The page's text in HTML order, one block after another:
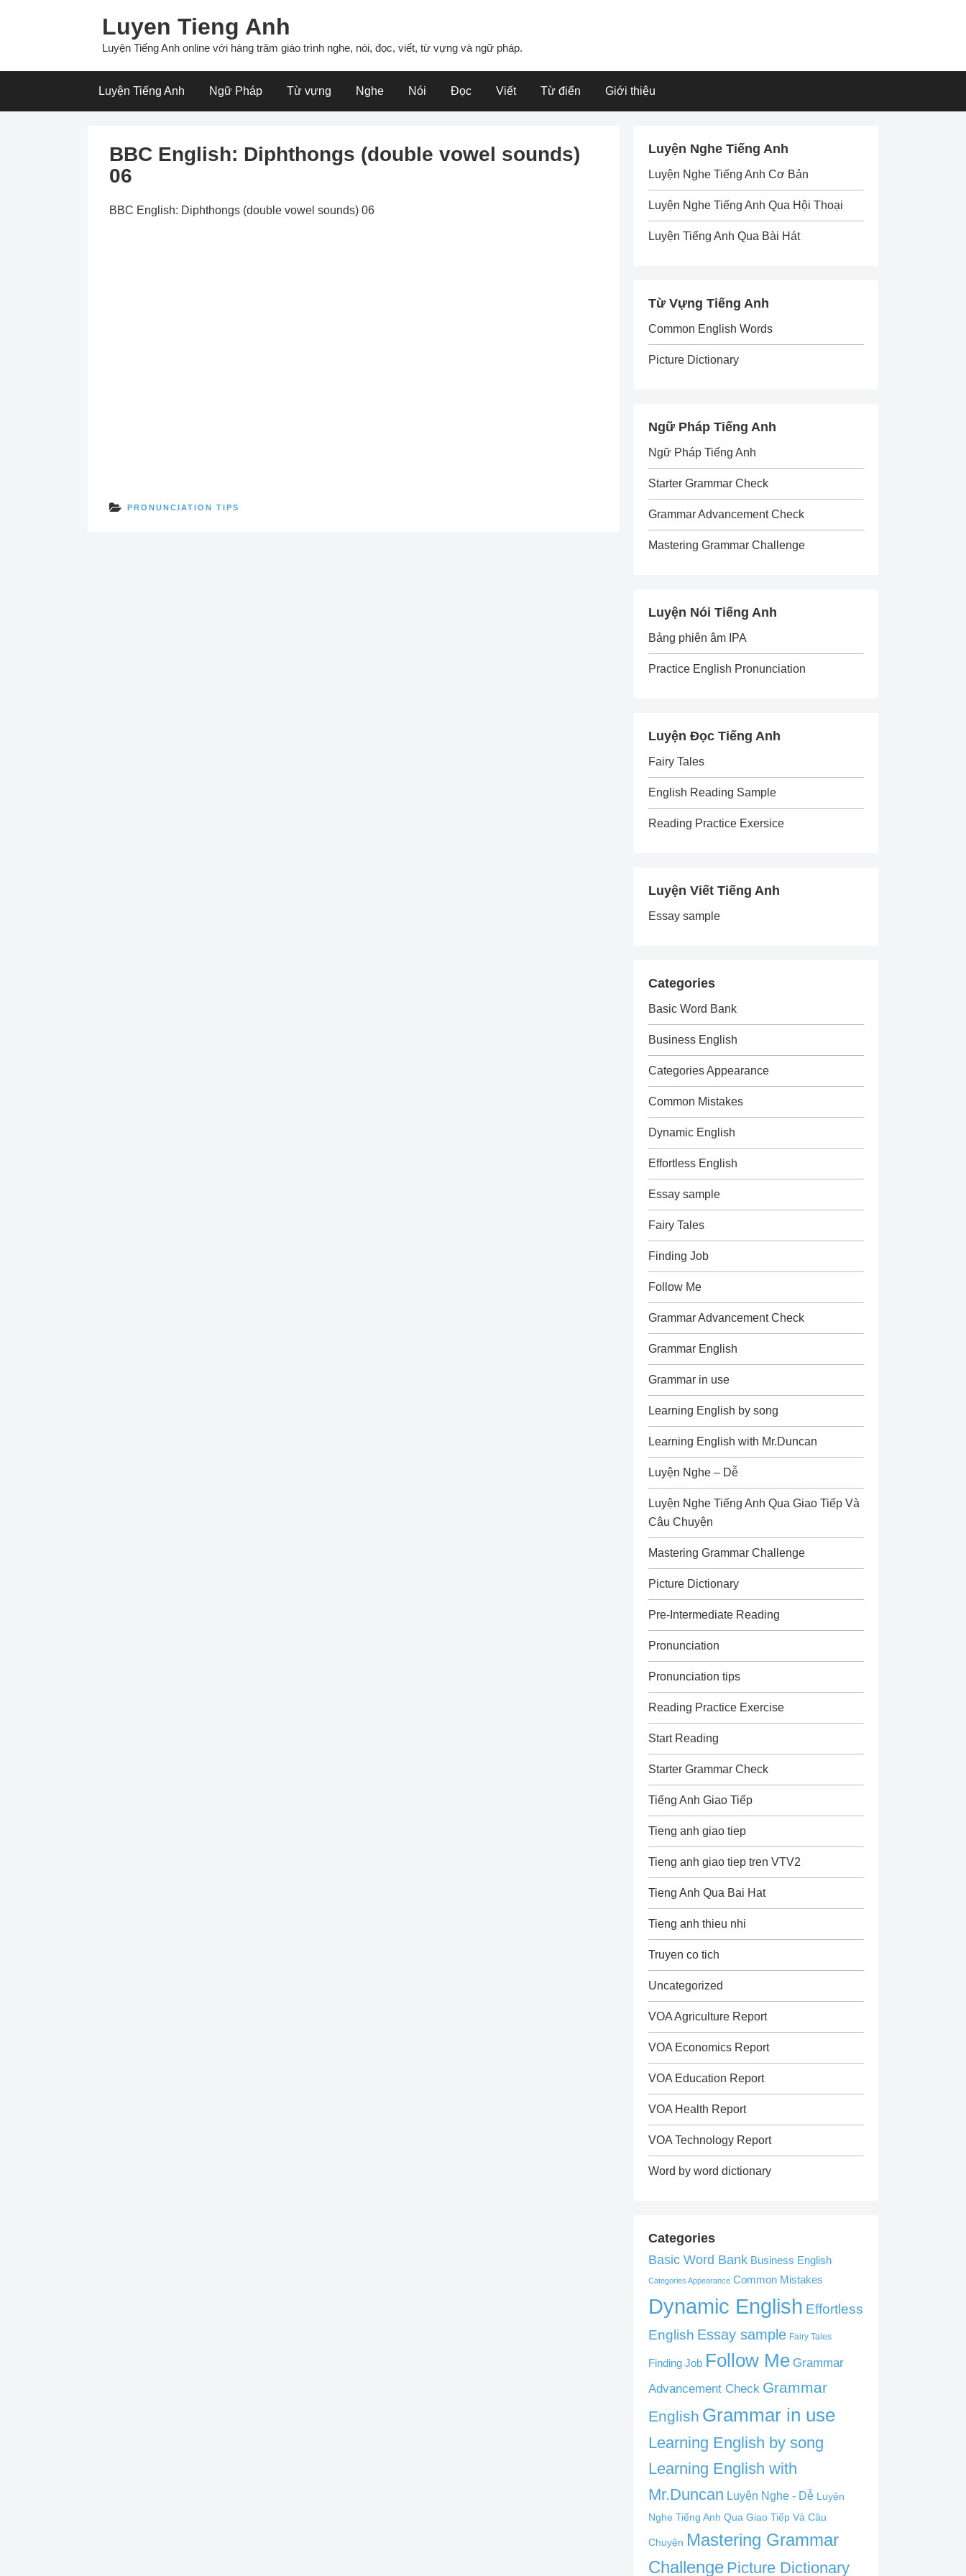
Luyen Tieng Anh
Luyện Tiếng Anh online với hàng trăm giáo trình nghe, nói, đọc, viết, từ vựng và ngữ pháp.
Luyện Tiếng Anh Ngữ Pháp Từ vựng Nghe Nói Đọc Viết Từ điển Giới thiệu
BBC English: Diphthongs (double vowel sounds)
06
BBC English: Diphthongs (double vowel sounds) 06
PRONUNCIATION TIPS
Luyện Nghe Tiếng Anh
Luyện Nghe Tiếng Anh Cơ Bản
Luyện Nghe Tiếng Anh Qua Hội Thoại
Luyện Tiếng Anh Qua Bài Hát
Từ Vựng Tiếng Anh
Common English Words
Picture Dictionary
Ngữ Pháp Tiếng Anh
Ngữ Pháp Tiếng Anh
Starter Grammar Check
Grammar Advancement Check
Mastering Grammar Challenge
Luyện Nói Tiếng Anh
Bảng phiên âm IPA
Practice English Pronunciation
Luyện Đọc Tiếng Anh
Fairy Tales
English Reading Sample
Reading Practice Exersice
Luyện Viết Tiếng Anh
Essay sample
Categories
Basic Word Bank
Business English
Categories Appearance
Common Mistakes
Dynamic English
Effortless English
Essay sample
Fairy Tales
Finding Job
Follow Me
Grammar Advancement Check
Grammar English
Grammar in use
Learning English by song
Learning English with Mr.Duncan
Luyện Nghe – Dễ
Luyện Nghe Tiếng Anh Qua Giao Tiếp Và
Câu Chuyện
Mastering Grammar Challenge
Picture Dictionary
Pre-Intermediate Reading
Pronunciation
Pronunciation tips
Reading Practice Exercise
Start Reading
Starter Grammar Check
Tiếng Anh Giao Tiếp
Tieng anh giao tiep
Tieng anh giao tiep tren VTV2
Tieng Anh Qua Bai Hat
Tieng anh thieu nhi
Truyen co tich
Uncategorized
VOA Agriculture Report
VOA Economics Report
VOA Education Report
VOA Health Report
VOA Technology Report
Word by word dictionary
Categories
Basic Word Bank Business English
Categories Appearance Common Mistakes
Dynamic English Effortless
English Essay sample Fairy Tales
Finding Job Follow Me Grammar
Advancement Check Grammar
English Grammar in use
Learning English by song
Learning English with
Mr.Duncan Luyện Nghe - Dễ Luyện
Nghe Tiếng Anh Qua Giao Tiếp Và Câu
Chuyện Mastering Grammar
Challenge Picture Dictionary